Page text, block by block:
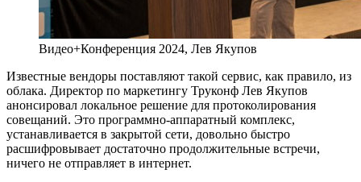
Видео+Конференция 2024, Лев Якупов
Известные вендоры поставляют такой сервис, как правило, из
облака. Директор по маркетингу Труконф Лев Якупов
анонсировал локальное решение для протоколирования
совещаний. Это программно-аппаратный комплекс,
устанавливается в закрытой сети, довольно быстро
расшифровывает достаточно продолжительные встречи,
ничего не отправляет в интернет.